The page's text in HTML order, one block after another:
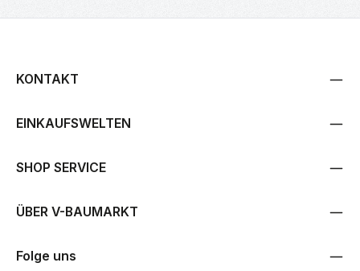
KONTAKT
EINKAUFSWELTEN
SHOP SERVICE
ÜBER V-BAUMARKT
Folge uns